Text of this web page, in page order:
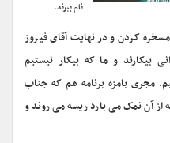
نام ببرند.
کردن و در نهایت آقای فیروز
بیکارند و ما که بیکار نیستیم
مجری بامزه برنامه هم که جناب
از آن نمک می بارد ریسه می روند و